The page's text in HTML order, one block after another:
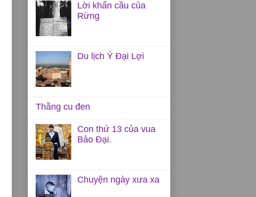
Lời khẩn cầu của
Rừng
Du lịch Ý Đại Lợi
Thằng cu đen
Con thứ 13 của vua
Bảo Đại.
Chuyện ngày xưa xa